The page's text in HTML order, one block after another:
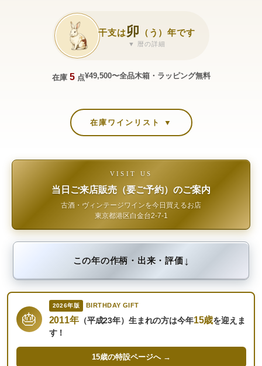
干支は卯 （う）年です
▼ 暦の詳細
在庫 5点¥49,500〜全品木箱・ラッピング無料
在庫ワインリスト ▼
VISIT US
当日ご来店販売（要ご予約）のご案内
古酒・ヴィンテージワインを今日買えるお店
東京都港区白金台2-7-1
この年の作柄・出来・評価↓
🎂
2026年版 BIRTHDAY GIFT
2011年（平成23年）生まれの方は今年15歳を迎えま
す！
15歳の特設ページへ →